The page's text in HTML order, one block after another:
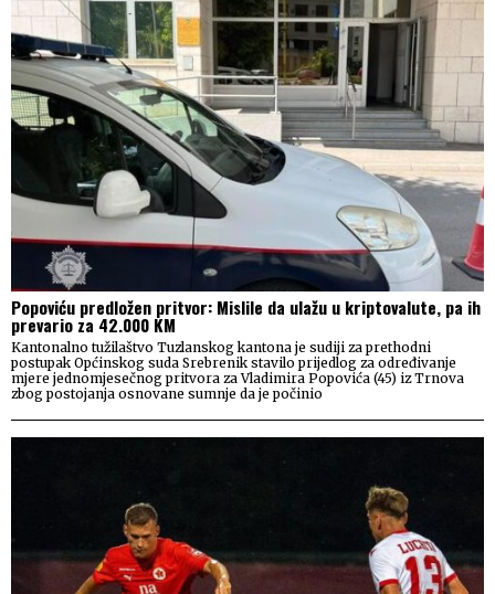
Popoviću predložen pritvor: Mislile da ulažu u kriptovalute, pa ih
prevario za 42.000 KM
Kantonalno tužilaštvo Tuzlanskog kantona je sudiji za prethodni
postupak Općinskog suda Srebrenik stavilo prijedlog za određivanje
mjere jednomjesečnog pritvora za Vladimira Popovića (45) iz Trnova
zbog postojanja osnovane sumnje da je počinio